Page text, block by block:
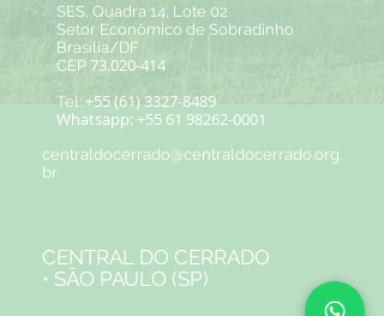
SES, Quadra 14, Lote 02
Setor Econômico de Sobradinho
Brasília/DF
CEP 73.020-414
Tel: +55 (61) 3327-8489
Whatsapp: +55 61 98262-0001
centraldocerrado@centraldocerrado.org.
br
CENTRAL DO CERRADO
• SÃO PAULO (SP)